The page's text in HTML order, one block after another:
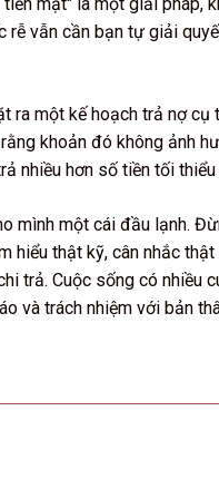
rễ vẫn cần bạn tự giải
ra một kế hoạch trả nợ
khoản đó không ảnh
nhiều hơn số tiền tối
mình một cái đầu lạnh.
hiểu thật kỹ, cân nhắc
trả. Cuộc sống có nhiều
và trách nhiệm với bản